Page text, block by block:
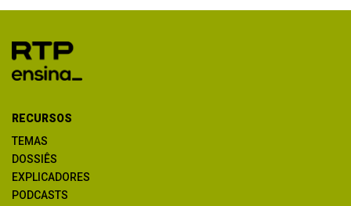
RECURSOS
TEMAS
DOSSIÊS
EXPLICADORES
PODCASTS